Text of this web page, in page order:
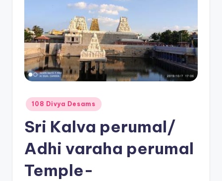
Posted
in
108 Divya Desams
Sri Kalva perumal/
Adhi varaha perumal
Temple-